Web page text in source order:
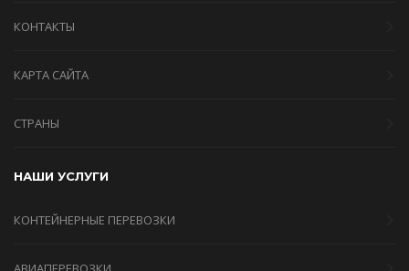
КОНТАКТЫ
КАРТА САЙТА
СТРАНЫ
НАШИ УСЛУГИ
КОНТЕЙНЕРНЫЕ ПЕРЕВОЗКИ